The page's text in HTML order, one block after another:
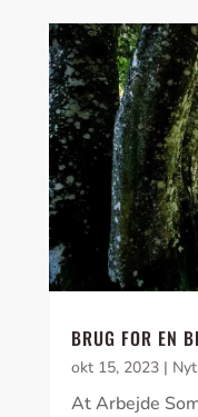
BRUG FOR EN
okt 15, 2023| Nyt
At Arbejde